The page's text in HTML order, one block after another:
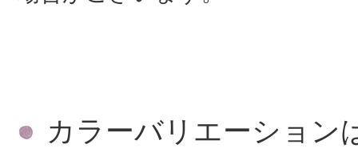
カラーバリエーション